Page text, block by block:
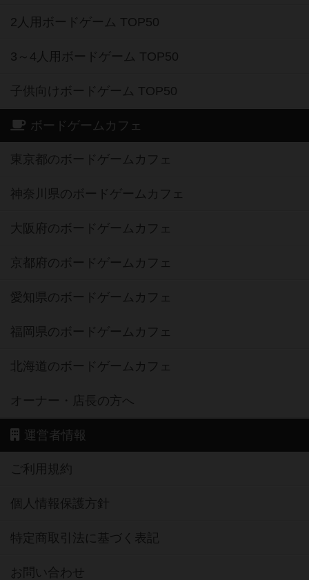
2人用ボードゲーム TOP50
3～4人用ボードゲーム TOP50
子供向けボードゲーム TOP50
ボードゲームカフェ
東京都のボードゲームカフェ
神奈川県のボードゲームカフェ
大阪府のボードゲームカフェ
京都府のボードゲームカフェ
愛知県のボードゲームカフェ
福岡県のボードゲームカフェ
北海道のボードゲームカフェ
オーナー・店長の方へ
運営者情報
ご利用規約
個人情報保護方針
特定商取引法に基づく表記
お問い合わせ